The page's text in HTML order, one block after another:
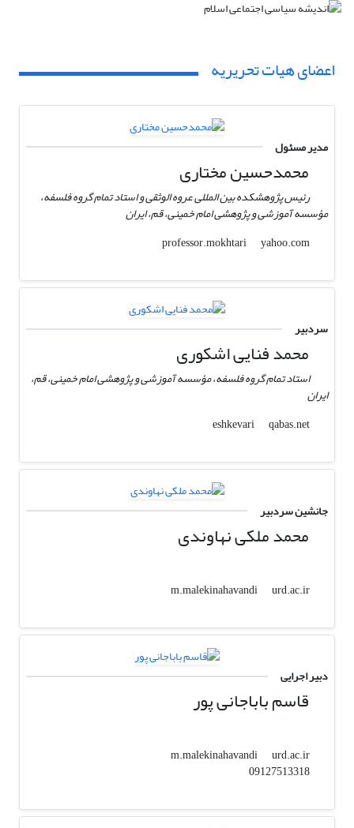
اعضای هیات تحریریه
مدیر مسئول
محمدحسین مختاری
رئیس پژوهشکده بین المللی عروه الوثقی و استاد تمام گروه فلسفه،
مؤسسه آموزشی و پژوهشی امام خمینی، قم، ایران
professor.mokhtari
yahoo.com
سردبیر
محمد فنایی اشکوری
استاد تمام گروه فلسفه، مؤسسه آموزشی و پژوهشی امام خمینی، قم،
ایران
eshkevari
qabas.net
جانشین سردبیر
محمد ملکی نهاوندی
m.malekinahavandi
urd.ac.ir
دبیر اجرایی
قاسم باباجانی پور
m.malekinahavandi
urd.ac.ir
09127513318